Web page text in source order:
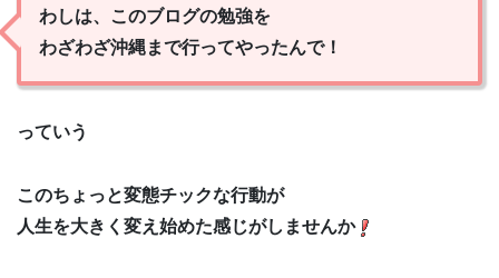
わしは、このブログの勉強を
わざわざ沖縄まで行ってやったんで！
っていう
このちょっと変態チックな行動が
人生を大きく変え始めた感じがしませんか